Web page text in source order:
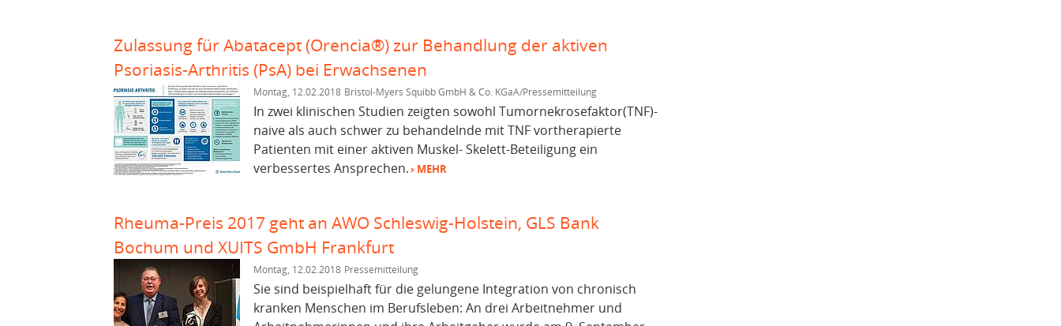
Zulassung für Abatacept (Orencia®) zur Behandlung der aktiven
Psoriasis-Arthritis (PsA) bei Erwachsenen
Montag, 12.02.2018 Bristol-Myers Squibb GmbH & Co. KGaA/Pressemitteilung
In zwei klinischen Studien zeigten sowohl Tumornekrosefaktor(TNF)-
naive als auch schwer zu behandelnde mit TNF vortherapierte
Patienten mit einer aktiven Muskel- Skelett-Beteiligung ein
verbessertes Ansprechen.› MEHR
Rheuma-Preis 2017 geht an AWO Schleswig-Holstein, GLS Bank
Bochum und XUITS GmbH Frankfurt
Montag, 12.02.2018 Pressemitteilung
Sie sind beispielhaft für die gelungene Integration von chronisch
kranken Menschen im Berufsleben: An drei Arbeitnehmer und